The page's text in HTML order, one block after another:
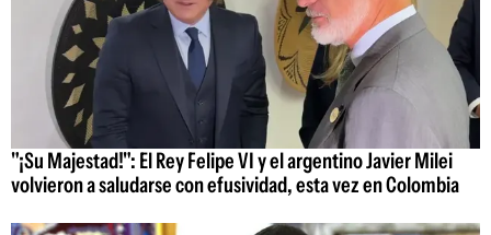
"¡Su Majestad!": El Rey Felipe VI y el argentino Javier Milei
volvieron a saludarse con efusividad, esta vez en Colombia